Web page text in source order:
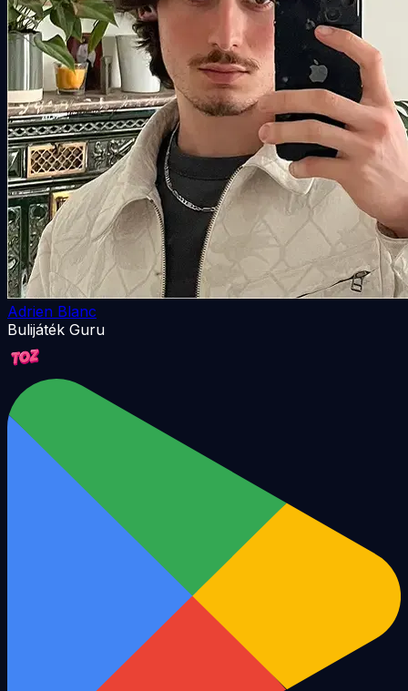
Adrien Blanc
Bulijáték Guru